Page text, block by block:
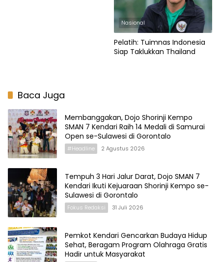
Nasional
Pelatih: Tuimnas Indonesia
Siap Taklukkan Thailand
Baca Juga
Membanggakan, Dojo Shorinji Kempo
SMAN 7 Kendari Raih 14 Medali di Samurai
Open se-Sulawesi di Gorontalo
#Headline 2 Agustus 2026
Tempuh 3 Hari Jalur Darat, Dojo SMAN 7
Kendari Ikuti Kejuaraan Shorinji Kempo se-
Sulawesi di Gorontalo
Fokus Redaksi 31 Juli 2026
Pemkot Kendari Gencarkan Budaya Hidup
Sehat, Beragam Program Olahraga Gratis
Hadir untuk Masyarakat